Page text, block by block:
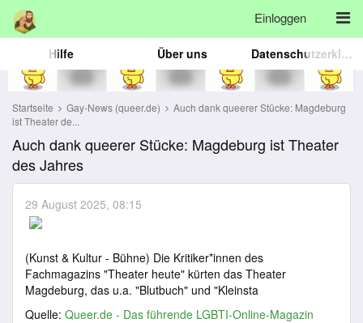
Einloggen
Hilfe Über uns Datenschutzerklärung
Startseite Gay-News (queer.de)
Auch dank queerer Stücke: Magdeburg
ist Theater de...
Auch dank queerer Stücke: Magdeburg ist Theater
des Jahres
29 August 2025, 08:15
(Kunst & Kultur - Bühne) Die Kritiker*innen des
Fachmagazins "Theater heute" kürten das Theater
Magdeburg, das u.a. "Blutbuch" und "Kleinsta
Quelle: Queer.de - Das führende LGBTI-Online-Magazin